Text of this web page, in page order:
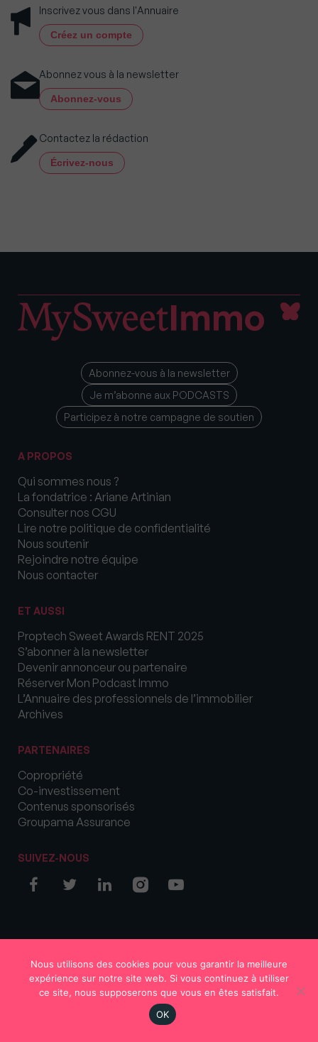
Inscrivez vous dans l'Annuaire
Créez un compte
Abonnez vous à la newsletter
Abonnez-vous
Contactez la rédaction
Écrivez-nous
Abonnez-vous à la newsletter
Je m’abonne aux PODCASTS
Participez à notre campagne de soutien
A PROPOS
Qui sommes nous ?
La fondatrice : Ariane Artinian
Consulter nos CGU
Lire notre politique de confidentialité
Nous soutenir
Rejoindre notre équipe
Nous contacter
ET AUSSI
Proptech Sweet Awards RENT 2025
S’abonner à la newsletter
Devenir annonceur ou partenaire
Réserver Mon Podcast Immo
L’Annuaire des professionnels de l’immobilier
Archives
PARTENAIRES
Copropriété
Co-investissement
Contenus sponsorisés
Groupama Assurance
SUIVEZ-NOUS
S'abonner
Nous utilisons des cookies pour vous garantir la meilleure
expérience sur notre site web. Si vous continuez à utiliser
ce site, nous supposerons que vous en êtes satisfait.
OK